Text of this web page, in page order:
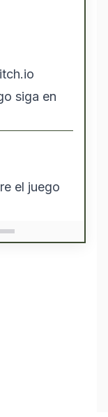
siga en
el juego